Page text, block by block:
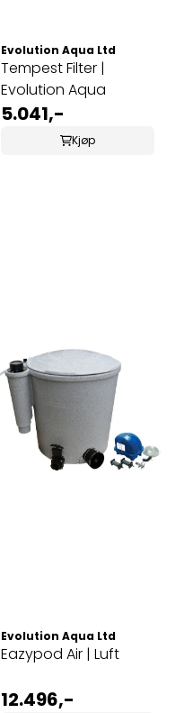
Evolution Aqua Ltd
Tempest Filter |
Evolution Aqua
5.041,-
Kjøp
Evolution Aqua Ltd
Eazypod Air | Luft
12.496,-